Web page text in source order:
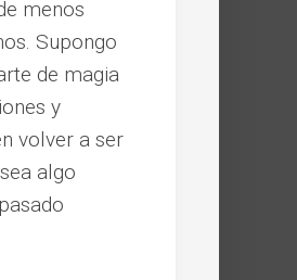
menos
Supongo
de magia
y
volver a ser
algo